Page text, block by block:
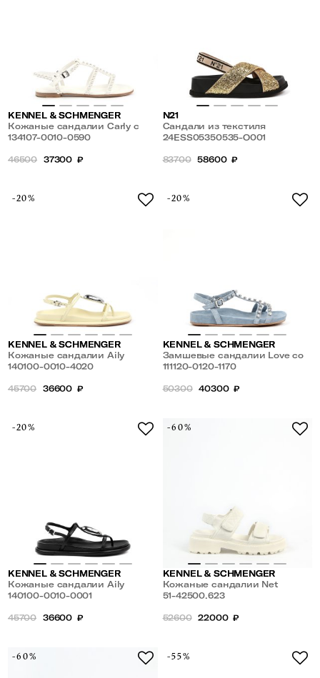
KENNEL & SCHMENGER
Кожаные сандалии Carly с
жемчугом
134107-0010-0590
46500 37300 ₽
N21
Сандали из текстиля
24ESS05350535-O001
83700 58600 ₽
-20%
KENNEL & SCHMENGER
Кожаные сандалии Aily
140100-0010-4020
45700 36600 ₽
-20%
KENNEL & SCHMENGER
Замшевые сандалии Love со
стразами
111120-0120-1170
50300 40300 ₽
-20%
KENNEL & SCHMENGER
Кожаные сандалии Aily
140100-0010-0001
45700 36600 ₽
-60%
KENNEL & SCHMENGER
Кожаные сандалии Net
51-42500.623
52600 22000 ₽
-60% -55%